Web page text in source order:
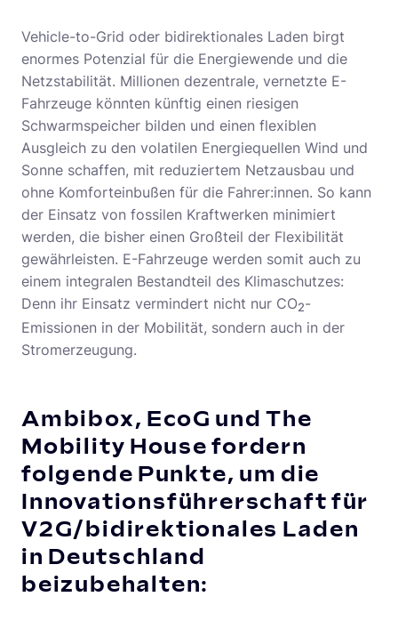
Vehicle-to-Grid oder bidirektionales Laden birgt
enormes Potenzial für die Energiewende und die
Netzstabilität. Millionen dezentrale, vernetzte E-
Fahrzeuge könnten künftig einen riesigen
Schwarmspeicher bilden und einen flexiblen
Ausgleich zu den volatilen Energiequellen Wind und
Sonne schaffen, mit reduziertem Netzausbau und
ohne Komforteinbußen für die Fahrer:innen. So kann
der Einsatz von fossilen Kraftwerken minimiert
werden, die bisher einen Großteil der Flexibilität
gewährleisten. E-Fahrzeuge werden somit auch zu
einem integralen Bestandteil des Klimaschutzes:
Denn ihr Einsatz vermindert nicht nur CO2-
Emissionen in der Mobilität, sondern auch in der
Stromerzeugung.
Ambibox, EcoG und The
Mobility House fordern
folgende Punkte, um die
Innovationsführerschaft für
V2G/bidirektionales Laden
in Deutschland
beizubehalten: